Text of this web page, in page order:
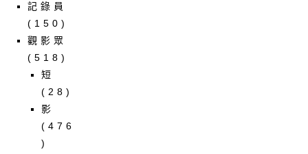
記錄員
(150)
觀影眾
(518)
短
(28)
影
(476
)